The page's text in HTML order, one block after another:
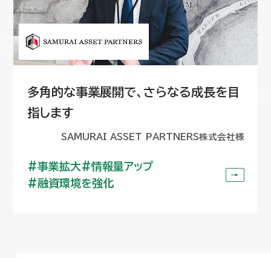
多角的な事業展開で、さらなる成長を目
指します
SAMURAI ASSET PARTNERS株式会社様
事業拡大
情報量アップ
融資環境を強化